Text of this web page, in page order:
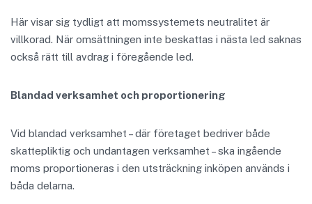
Här visar sig tydligt att momssystemets neutralitet är
villkorad. När omsättningen inte beskattas i nästa led saknas
också rätt till avdrag i föregående led.
Blandad verksamhet och proportionering
Vid blandad verksamhet – där företaget bedriver både
skattepliktig och undantagen verksamhet – ska ingående
moms proportioneras i den utsträckning inköpen används i
båda delarna.